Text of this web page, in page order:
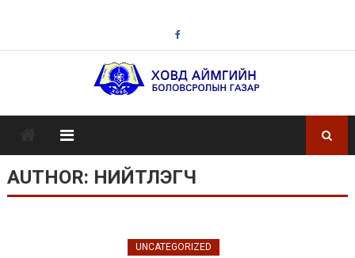
content
AUTHOR: НИЙТЛЭГЧ
UNCATEGORIZED